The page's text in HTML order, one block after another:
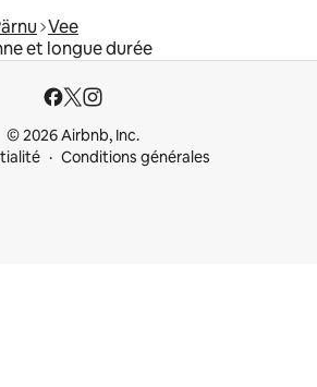
Vee
et longue durée
© 2026 Airbnb, Inc.
Conditions générales